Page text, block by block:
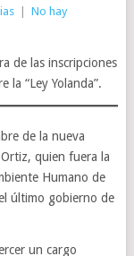
No hay
de las inscripciones
la “Ley Yolanda”.
de la nueva
quien fuera la
Humano de
último gobierno de
un cargo